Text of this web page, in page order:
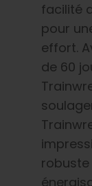
facilité
pour
effort.
de 60